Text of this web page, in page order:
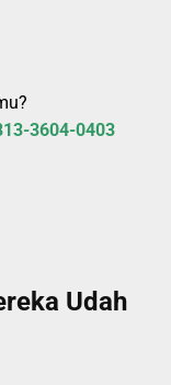
3604-0403
Udah